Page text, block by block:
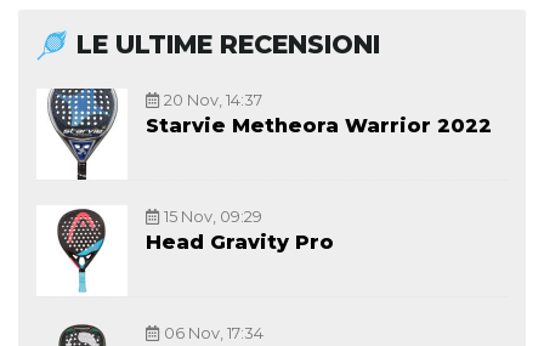
LE ULTIME RECENSIONI
20 Nov, 14:37
Starvie Metheora Warrior 2022
15 Nov, 09:29
Head Gravity Pro
06 Nov, 17:34